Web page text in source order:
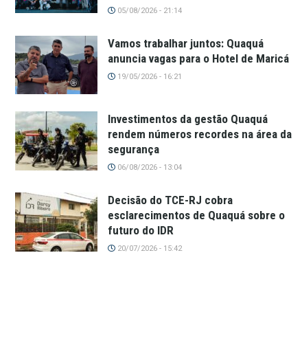
05/08/2026 - 21:14
Vamos trabalhar juntos: Quaquá
anuncia vagas para o Hotel de Maricá
19/05/2026 - 16:21
Investimentos da gestão Quaquá
rendem números recordes na área da
segurança
06/08/2026 - 13:04
Decisão do TCE-RJ cobra
esclarecimentos de Quaquá sobre o
futuro do IDR
20/07/2026 - 15:42